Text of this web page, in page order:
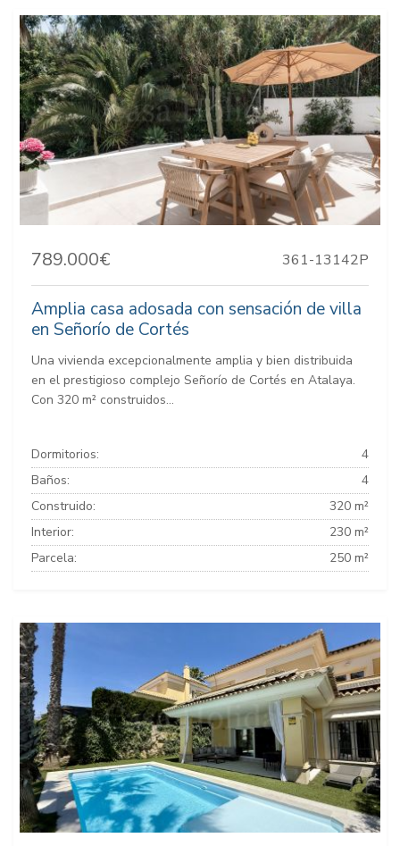
789.000€ 361-13142P
Amplia casa adosada con sensación de villa
en Señorío de Cortés
Una vivienda excepcionalmente amplia y bien distribuida
en el prestigioso complejo Señorío de Cortés en Atalaya.
Con 320 m² construidos...
Dormitorios:
4
Baños:
4
Construido:
320 m²
Interior:
230 m²
Parcela:
250 m²